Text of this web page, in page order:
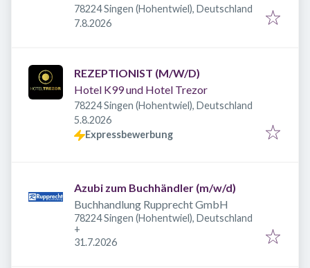
78224 Singen (Hohentwiel), Deutschland
Veröffentlicht
7.8.2026
REZEPTIONIST (M/W/D)
Hotel K99 und Hotel Trezor
78224 Singen (Hohentwiel), Deutschland
Veröffentlicht
5.8.2026
Expressbewerbung
Azubi zum Buchhändler (m/w/d)
Buchhandlung Rupprecht GmbH
78224 Singen (Hohentwiel), Deutschland
+
Veröffentlicht
31.7.2026